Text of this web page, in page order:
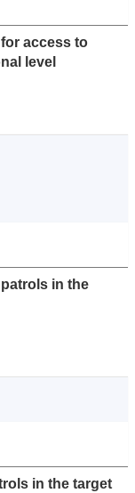
access to
level
in the
in the target